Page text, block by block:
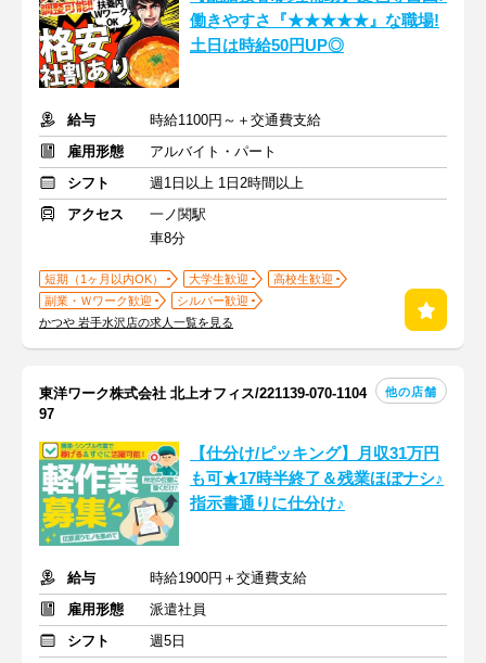
働きやすさ『★★★★★』な職場!
土日は時給50円UP◎
給与
時給1100円～＋交通費支給
雇用形態
アルバイト・パート
シフト
週1日以上 1日2時間以上
アクセス
一ノ関駅
車8分
短期（1ヶ月以内OK） 大学生歓迎
高校生歓迎
副業・Ｗワーク歓迎
シルバー歓迎
かつや 岩手水沢店の求人一覧を見る
東洋ワーク株式会社 北上オフィス/221139-070-1104
97
他の店舗
【仕分け/ピッキング】月収31万円
も可★17時半終了＆残業ほぼナシ♪
指示書通りに仕分け♪
給与
時給1900円＋交通費支給
雇用形態
派遣社員
シフト
週5日